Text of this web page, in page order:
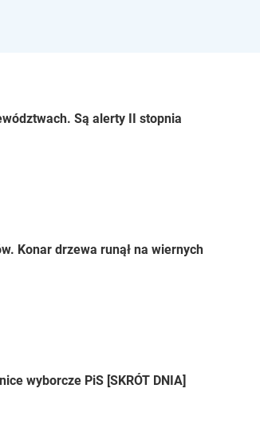
Są alerty II stopnia
Konar drzewa runął na wiernych
wyborcze PiS [SKRÓT DNIA]